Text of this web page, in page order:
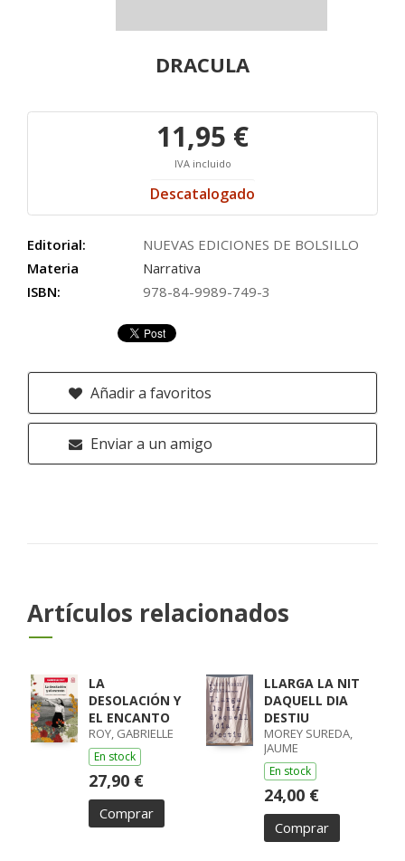
DRACULA
11,95 €
IVA incluido
Descatalogado
Editorial:
NUEVAS EDICIONES DE BOLSILLO
Materia
Narrativa
ISBN:
978-84-9989-749-3
Añadir a favoritos
Enviar a un amigo
Artículos relacionados
LA
DESOLACIÓN Y
EL ENCANTO
ROY, GABRIELLE
En stock
27,90 €
Comprar
LLARGA LA NIT
DAQUELL DIA
DESTIU
MOREY SUREDA,
JAUME
En stock
24,00 €
Comprar